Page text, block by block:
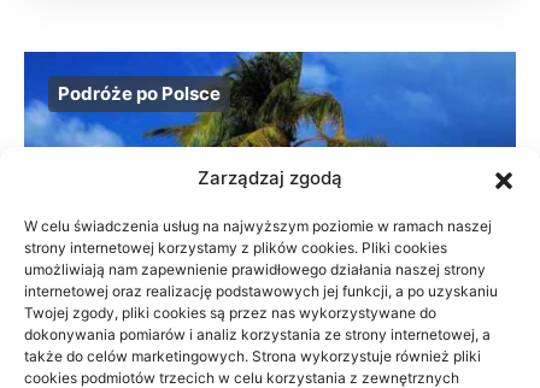
Zarządzaj zgodą
W celu świadczenia usług na najwyższym poziomie w ramach naszej
strony internetowej korzystamy z plików cookies. Pliki cookies
umożliwiają nam zapewnienie prawidłowego działania naszej strony
internetowej oraz realizację podstawowych jej funkcji, a po uzyskaniu
Twojej zgody, pliki cookies są przez nas wykorzystywane do
dokonywania pomiarów i analiz korzystania ze strony internetowej, a
także do celów marketingowych. Strona wykorzystuje również pliki
cookies podmiotów trzecich w celu korzystania z zewnętrznych
Podróże po Polsce